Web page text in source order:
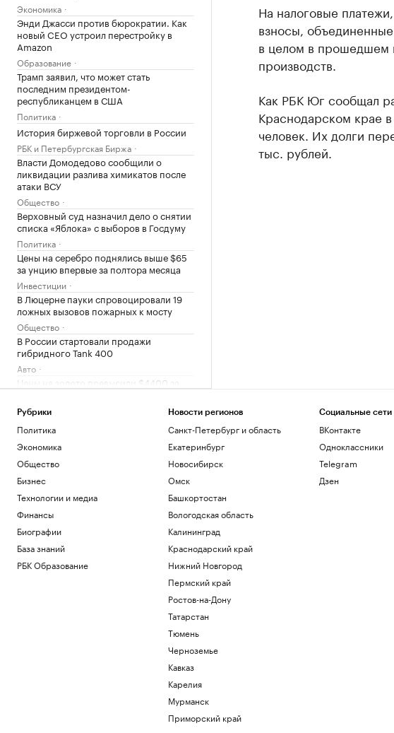
Экономика
Энди Джасси против бюрократии. Как
новый CEO устроил перестройку в
Amazon
Образование
Трамп заявил, что может стать
последним президентом-
республиканцем в США
Политика
История биржевой торговли в России
РБК и Петербургская Биржа
Власти Домодедово сообщили о
ликвидации разлива химикатов после
атаки ВСУ
Общество
Верховный суд назначил дело о снятии
списка «Яблока» с выборов в Госдуму
Политика
Цены на серебро поднялись выше $65
за унцию впервые за полтора месяца
Инвестиции
В Люцерне пауки спровоцировали 19
ложных вызовов пожарных к мосту
Общество
В России стартовали продажи
гибридного Tank 400
Авто
Цены на золото превысили $4400 за
унцию впервые с июня
Инвестиции
массовые увольнения — и еще 10
мифов
РБК и Yandex Cloud
Тимур Иванов обжаловал в Верховном
суде первый приговор
Политика
Глава Ассоциации футбола Аргентины
заявил о кампании против сборной на
ЧМ
Зачем малому и среднему бизнесу
облигации и что важно знать о бирже
Суд в Москве запретил пенсионерке
На налоговые
взносы,
в целом в прошедшем
производств.
Как РБК Юг сообщал
Краснодарском крае
человек. Их долги
тыс. рублей.
Рубрики
Политика
Экономика
Общество
Бизнес
Технологии и медиа
Финансы
Биографии
База знаний
РБК Образование
Новости регионов
Санкт-Петербург и область
Екатеринбург
Новосибирск
Омск
Башкортостан
Вологодская область
Калининград
Краснодарский край
Нижний Новгород
Пермский край
Ростов-на-Дону
Татарстан
Тюмень
Черноземье
Кавказ
Карелия
Мурманск
Приморский край
Социальные сети
ВКонтакте
Одноклассники
Telegram
Дзен